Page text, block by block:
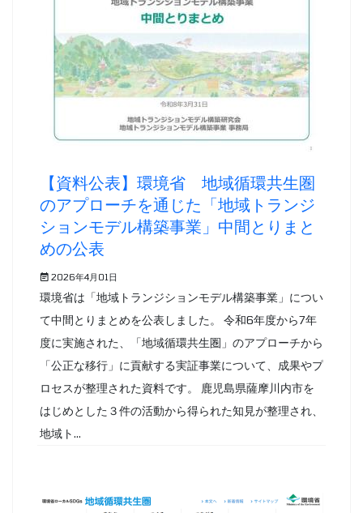
【資料公表】環境省 地域循環共生圏
のアプローチを通じた「地域トランジ
ションモデル構築事業」中間とりまと
めの公表
2026年4月01日
環境省は「地域トランジションモデル構築事業」につい
て中間とりまとめを公表しました。 令和6年度から7年
度に実施された、「地域循環共生圏」のアプローチから
「公正な移行」に貢献する実証事業について、成果やプ
ロセスが整理された資料です。 鹿児島県薩摩川内市を
はじめとした３件の活動から得られた知見が整理され、
地域ト...